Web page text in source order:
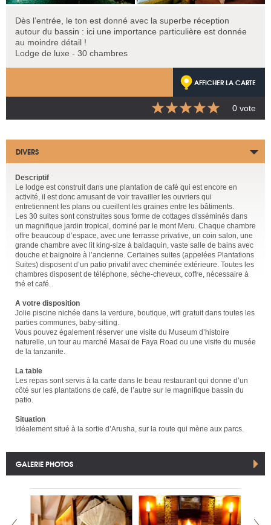
Dès l’entrée, le ton est donné avec la superbe réception
autour du bassin : ici une importance particulière est donnée
au moindre détail !
Lodge de luxe - 30 chambres
AFFICHER LA CARTE
0 vote
DIVERS
Descriptif
Le lodge est construit dans une plantation de café qui est encore en
activité, il est donc amusant de voir travailler les ouvriers qui
entretiennent les plans ou cueillent les graines entre les bâtiments.
Les 30 suites sont construites sous forme de cottages disséminés dans
un magnifique jardin tropical, dominé par le mont Meru. Chaque chambre
offre beaucoup d’espace, avec une terrasse privative, un coin salon, une
grande chambre avec lit king-size à baldaquin, vaste salle de bains avec
douche et baignoire à l’ancienne. Certaines suites (appelées Plantations
Suites) disposent d’un patio privatif avec cheminée extérieure. Toutes les
chambres disposent de téléphone, sèche-cheveux, coffre, nécessaire à
thé et café.
A votre disposition
Jolie piscine nichée dans la verdure, boutique, wifi gratuit dans toutes les
parties communes, baby-sitting.
Vous pouvez également réserver une visite du Museum d’histoire
naturelle, un tour au marché Masaï de Faya Road ou une visite du musée
de la tanzanite.
La table
Les repas sont servis à la carte dans le beau restaurant qui donne d’un
côté sur les plantations de café, de l’autre sur le magnifique bassin du
patio.
Situation
Idéalement situé à la sortie d’Arusha, sur la route qui mène aux parcs.
GALERIE PHOTOS